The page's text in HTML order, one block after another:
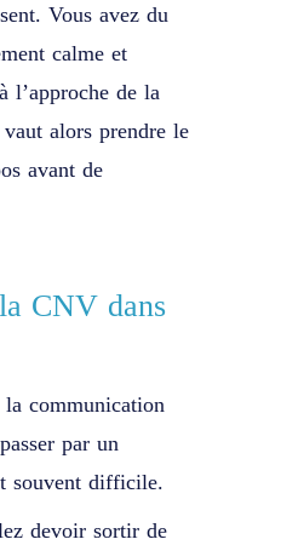
Vous avez du
calme et
l’approche de la
alors prendre le
avant de
CNV dans
communication
par un
souvent difficile.
devoir sortir de